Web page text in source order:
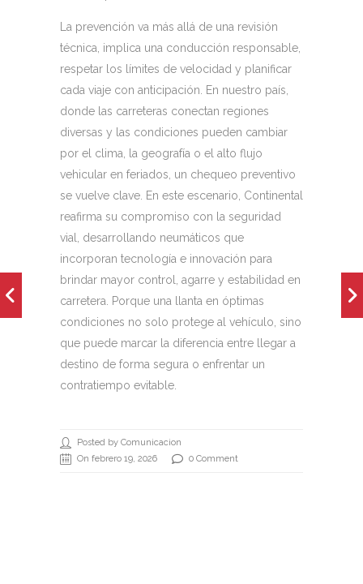
La prevención va más allá de una revisión
técnica, implica una conducción responsable,
respetar los límites de velocidad y planificar
cada viaje con anticipación. En nuestro país,
donde las carreteras conectan regiones
diversas y las condiciones pueden cambiar
por el clima, la geografía o el alto flujo
vehicular en feriados, un chequeo preventivo
se vuelve clave. En este escenario, Continental
reafirma su compromiso con la seguridad
vial, desarrollando neumáticos que
incorporan tecnología e innovación para
brindar mayor control, agarre y estabilidad en
carretera. Porque una llanta en óptimas
condiciones no solo protege al vehículo, sino
que puede marcar la diferencia entre llegar a
destino de forma segura o enfrentar un
contratiempo evitable.
Posted by Comunicacion
On febrero 19, 2026
0 Comment